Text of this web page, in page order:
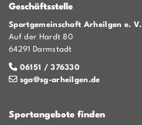
Geschäftsstelle
Sportgemeinschaft Arheilgen e. V.
Auf der Hardt 80
64291 Darmstadt
06151 / 376330
sga@sg-arheilgen.de
Sportangebote finden